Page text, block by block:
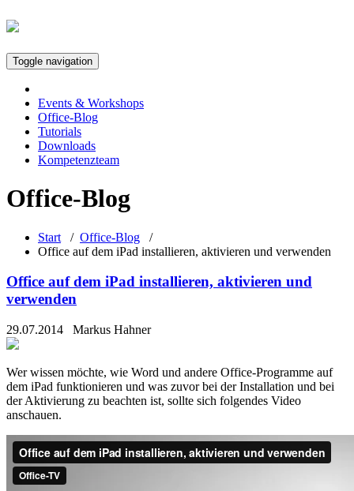
Toggle navigation
Events & Workshops
Office-Blog
Tutorials
Downloads
Kompetenzteam
Office-Blog
Start / Office-Blog /
Office auf dem iPad installieren, aktivieren und verwenden
Office auf dem iPad installieren, aktivieren und
verwenden
29.07.2014 Markus Hahner
Wer wissen möchte, wie Word und andere Office-Programme auf
dem iPad funktionieren und was zuvor bei der Installation und bei
der Aktivierung zu beachten ist, sollte sich folgendes Video
anschauen.